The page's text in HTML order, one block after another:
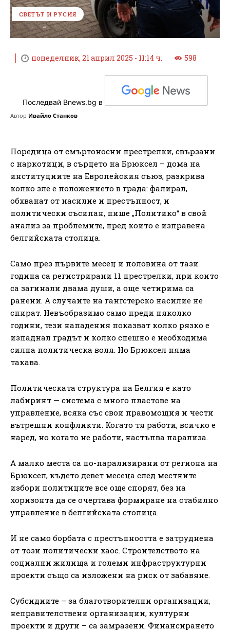
СВЕТЪТ И РУСИЯ
понеделник, 21 април 2025 - 11:14 ч. 598
Последвай Bnews.bg в
Автор Ивайло Станков
Поредица от смъртоносни престрелки, свързани
с наркотици, в сърцето на Брюксел – дома на
институциите на Европейския съюз, разкрива
колко зле е положението в града: фалирал,
обхванат от насилие и престъпност, и
политически съсипан, пише „Политико“ в свой
анализ за проблемите, пред които е изправена
белгийската столица.
Само през първите месец и половина от тази
година са регистрирани 11 престрелки, при които
са загинали двама души, а още четирима са
ранени. А случаите на гангстерско насилие не
спират. Невъобразимо само преди няколко
години, тези нападения показват колко рязко е
изпаднал градът и колко спешно е необходима
силна политическа воля. Но Брюксел няма
такава.
Политическата структура на Белгия е като
лабиринт — система с много пластове на
управление, всяка със свои правомощия и чести
вътрешни конфликти. Когато тя работи, всичко е
наред, но когато не работи, настъпва парализа.
А малко места са по-парализирани от региона на
Брюксел, където девет месеца след местните
избори политиците все още спорят, без на
хоризонта да се очертава формиране на стабилно
управление в белгийската столица.
И не само борбата с престъпността е затруднена
от този политически хаос. Строителството на
социални жилища и големи инфраструктурни
проекти също са изложени на риск от забавяне.
Субсидиите – за благотворителни организации,
неправителствени организации, културни
проекти и други – са замразени. Финансирането